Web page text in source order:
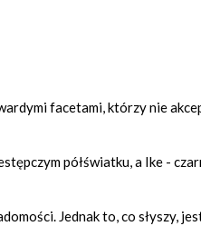
facetami, którzy nie
półświatku, a Ike -
Jednak to, co słyszy,